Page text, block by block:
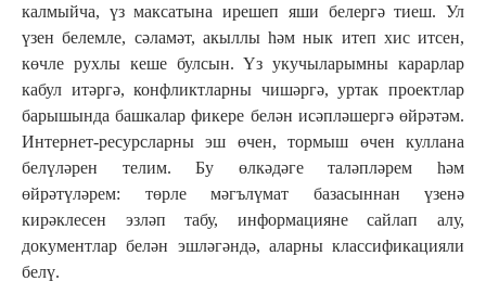
калмыйча, үз максатына ирешеп яши белергә тиеш. Ул
үзен белемле, сәламәт, акыллы һәм нык итеп хис итсен,
көчле рухлы кеше булсын. Үз укучыларымны карарлар
кабул итәргә, конфликтларны чишәргә, уртак проектлар
барышында башкалар фикере белән исәпләшергә өйрәтәм.
Интернет-ресурсларны эш өчен, тормыш өчен куллана
белүләрен телим. Бу өлкәдәге таләпләрем һәм
өйрәтүләрем: төрле мәгълүмат базасыннан үзенә
кирәклесен эзләп табу, информацияне сайлап алу,
документлар белән эшләгәндә, аларны классификацияли
белү.